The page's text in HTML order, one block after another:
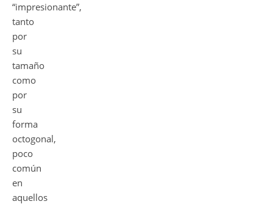
“impresionante”,
tanto
por
su
tamaño
como
por
su
forma
octogonal,
poco
común
en
aquellos